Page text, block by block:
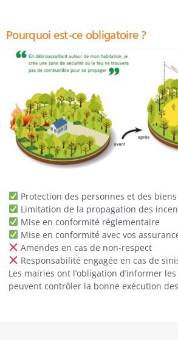
Pourquoi est-ce obligatoire ?
Protection des personnes et des biens
Limitation de la propagation des
Mise en conformité réglementaire
Mise en conformité avec vos
Amendes en cas de non-respect
Responsabilité engagée en cas de
Les mairies ont l’obligation d’informer
peuvent contrôler la bonne exécution